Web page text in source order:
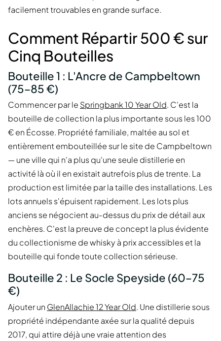
facilement trouvables en grande surface.
Comment Répartir 500 € sur
Cinq Bouteilles
Bouteille 1 : L'Ancre de Campbeltown
(75–85 €)
Commencer par le Springbank 10 Year Old. C'est la
bouteille de collection la plus importante sous les 100
€ en Écosse. Propriété familiale, maltée au sol et
entièrement embouteillée sur le site de Campbeltown
— une ville qui n'a plus qu'une seule distillerie en
activité là où il en existait autrefois plus de trente. La
production est limitée par la taille des installations. Les
lots annuels s'épuisent rapidement. Les lots plus
anciens se négocient au-dessus du prix de détail aux
enchères. C'est la preuve de concept la plus évidente
du collectionisme de whisky à prix accessibles et la
bouteille qui fonde toute collection sérieuse.
Bouteille 2 : Le Socle Speyside (60–75
€)
Ajouter un GlenAllachie 12 Year Old. Une distillerie sous
propriété indépendante axée sur la qualité depuis
2017, qui attire déjà une vraie attention des